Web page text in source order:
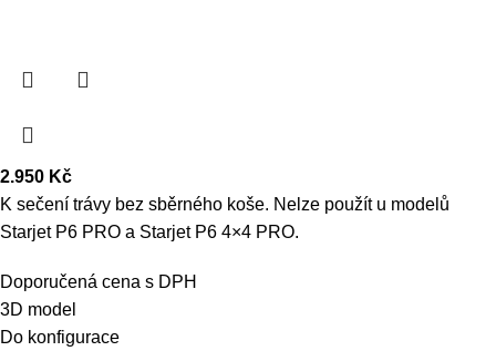
2.950 Kč
K sečení trávy bez sběrného koše. Nelze použít u modelů
Starjet P6 PRO a Starjet P6 4×4 PRO.
Doporučená cena s DPH
3D model
Do konfigurace